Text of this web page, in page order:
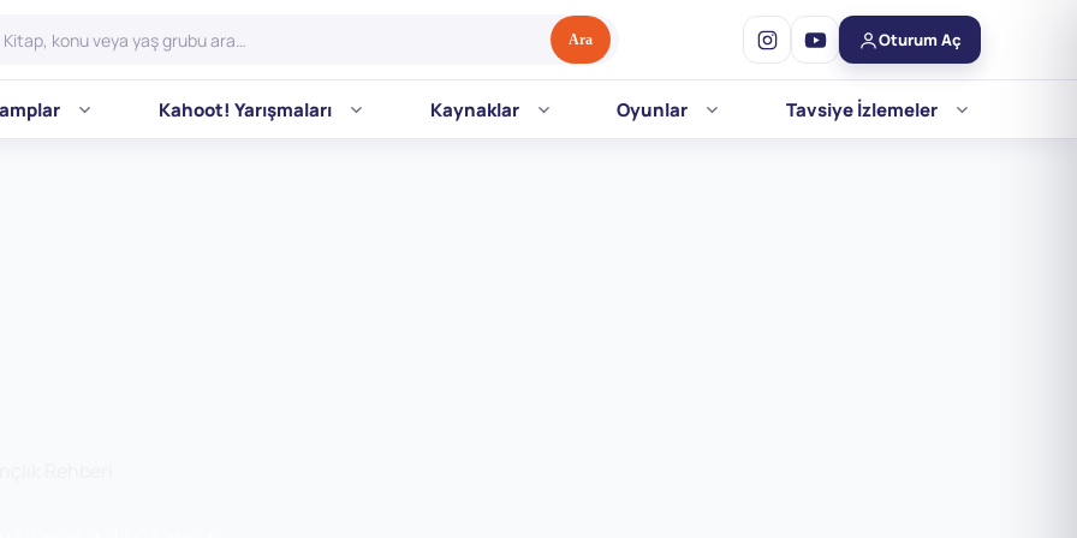
Ara Oturum Aç
Kahoot! Yarışmaları Kaynaklar Oyunlar Tavsiye İzlemeler